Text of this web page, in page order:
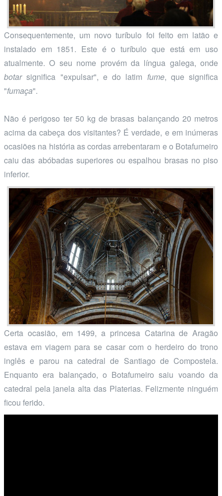
Consequentemente, um novo turíbulo foi feito em latão e
instalado em 1851. Este é o turíbulo que está em uso
atualmente. O seu nome provém da língua galega, onde
botarsignifica "expulsar", e do latim fume, que significa
"fumaça".
Não é perigoso ter 50 kg de brasas balançando 20 metros
acima da cabeça dos visitantes? É verdade, e em inúmeras
ocasiões na história as cordas arrebentaram e o Botafumeiro
caiu das abóbadas superiores ou espalhou brasas no piso
inferior.
Certa ocasião, em 1499, a princesa Catarina de Aragão
estava em viagem para se casar com o herdeiro do trono
inglês e parou na catedral de Santiago de Compostela.
Enquanto era balançado, o Botafumeiro saiu voando da
catedral pela janela alta das Platerias. Felizmente ninguém
ficou ferido.